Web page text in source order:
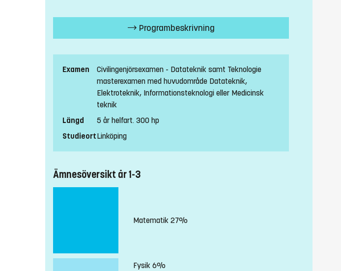
Programbeskrivning
Examen
Civilingenjörsexamen - Datateknik samt Teknologie
masterexamen med huvudområde Datateknik,
Elektroteknik, Informationsteknologi eller Medicinsk
teknik
Längd
5 år helfart. 300 hp
StudieortLinköping
Ämnesöversikt år 1-3
Matematik 27%
Fysik 6%